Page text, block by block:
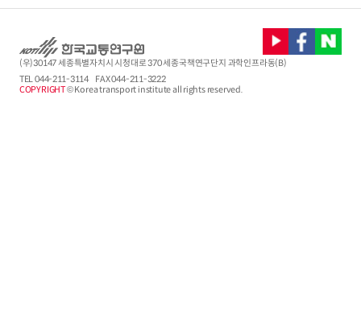
(우)30147 세종특별자치시 시청대로 370 세종국책연구단지 과학인프라동(B)
TEL044-211-3114
FAX 044-211-3222
COPYRIGHT© Korea transport institute all rights reserved.